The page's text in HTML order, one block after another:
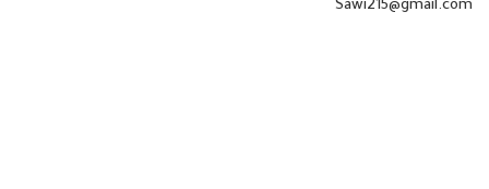
Sawi215@gmail.com